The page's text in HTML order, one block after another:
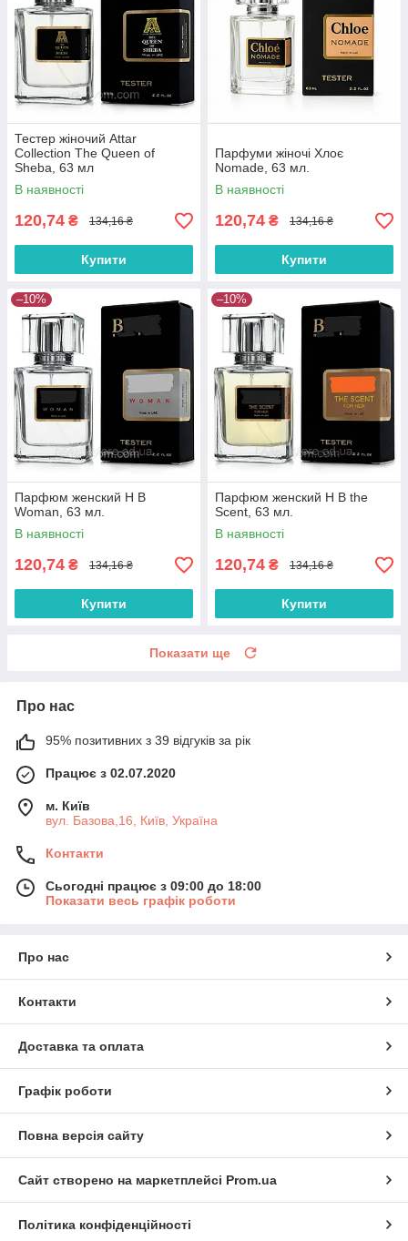
Тестер жіночий Attar
Collection The Queen of
Sheba, 63 мл
В наявності
120,74 ₴ 134,16 ₴
Купити
Парфуми жіночі Хлоє
Nomade, 63 мл.
В наявності
120,74 ₴ 134,16 ₴
Купити
–10%
Парфюм женский H B
Woman, 63 мл.
В наявності
120,74 ₴ 134,16 ₴
Купити
–10%
Парфюм женский H B the
Scent, 63 мл.
В наявності
120,74 ₴ 134,16 ₴
Купити
Показати ще
Про нас
95% позитивних з 39 відгуків за рік
Працює з 02.07.2020
м. Київ
вул. Базова,16, Київ, Україна
Контакти
Сьогодні працює з 09:00 до 18:00
Показати весь графік роботи
Про нас
Контакти
Доставка та оплата
Графік роботи
Повна версія сайту
Сайт створено на маркетплейсі Prom.ua
Політика конфіденційності